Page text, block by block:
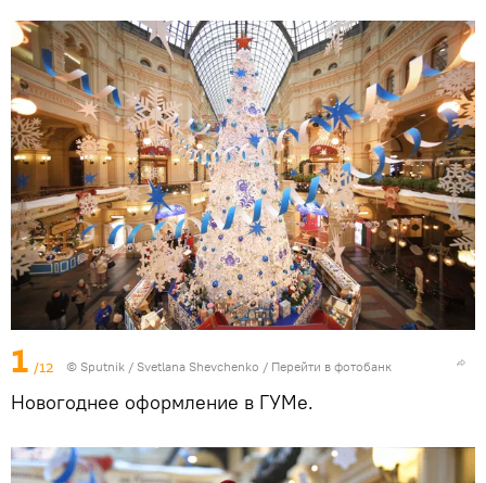
1 /12 © Sputnik / Svetlana Shevchenko / Перейти в фотобанк
Новогоднее оформление в ГУМе.